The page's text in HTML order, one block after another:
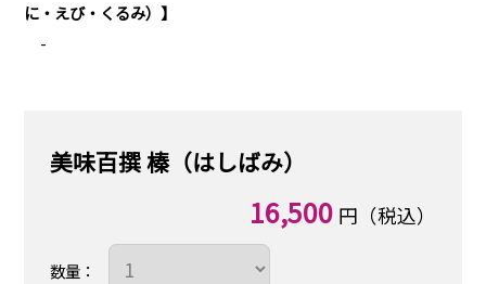
に・えび・くるみ）】
-
美味百撰 榛（はしばみ）
16,500 円（税込）
数量：